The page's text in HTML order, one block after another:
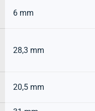
6 mm
28,3 mm
20,5 mm